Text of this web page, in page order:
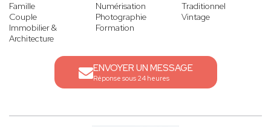
Famille
Couple
Immobilier &
Architecture
Numérisation
Photographie
Formation
Traditionnel
Vintage
ENVOYER UN MESSAGE
Réponse sous 24 heures